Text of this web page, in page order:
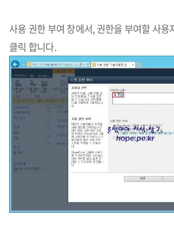
사용 권한 부여 창에서, 권한을 부여할 사용
클릭 합니다.​